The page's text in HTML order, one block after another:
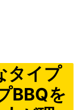
タイプ
BBQを